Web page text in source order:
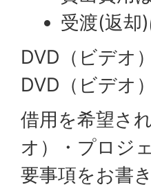
受渡(返却
DVD（ビデオ
DVD（ビデオ
借用を希望さ
オ）・プロジ
要事項をお書